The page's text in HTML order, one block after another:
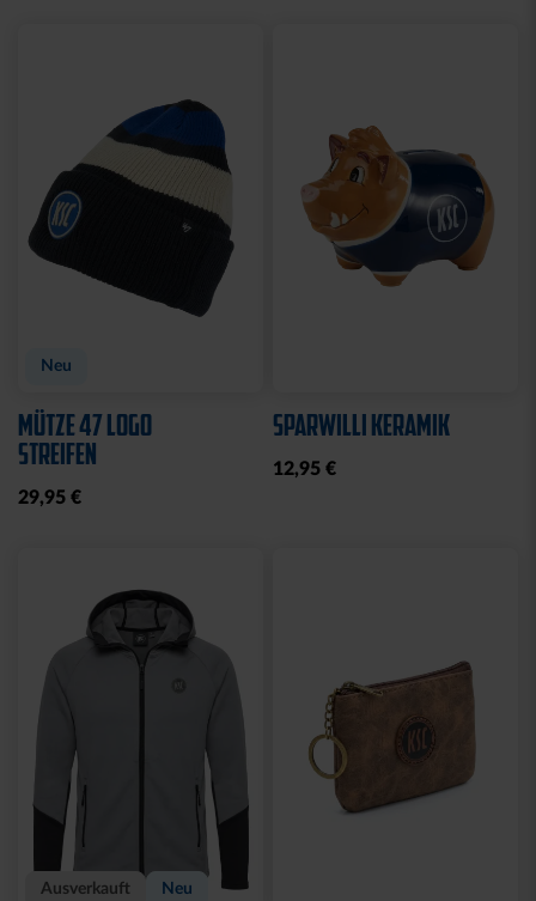
Neu
MÜTZE 47 LOGO
STREIFEN
29,95 €
SPARWILLI KERAMIK
12,95 €
Ausverkauft Neu